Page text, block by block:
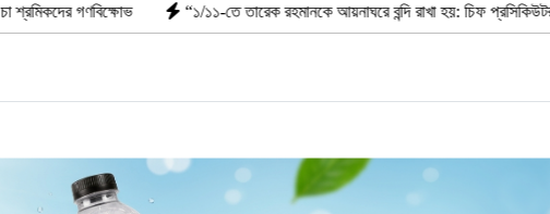
“১/১১-তে তারেক রহমানকে আয়নাঘরে বন্দি রাখা হয়: চিফ প্রসিকিউটর” ডিজিএফআইয়ের